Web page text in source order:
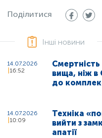
Поділитися
Інші новини
14.07.2026
16:52
Смертність
вища, ніж в
до
14.07.2026
10:09
Техніка
вийти з
апатії